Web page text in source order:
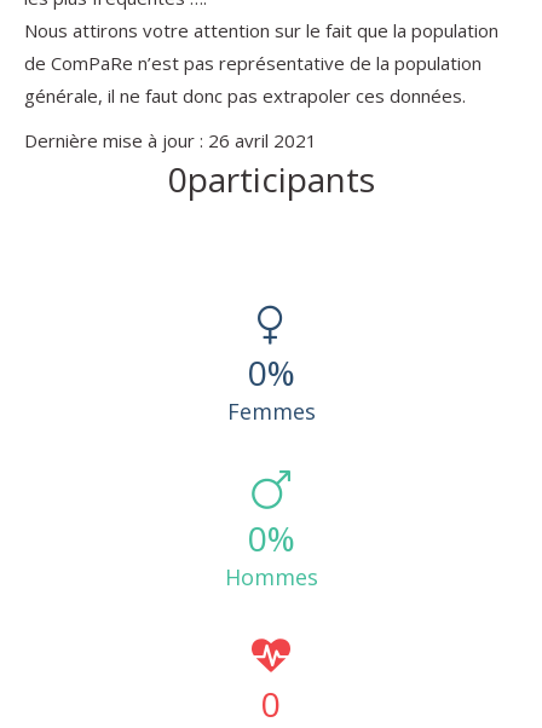
Nous attirons votre attention sur le fait que la population
de ComPaRe n’est pas représentative de la population
générale, il ne faut donc pas extrapoler ces données.
Dernière mise à jour : 26 avril 2021
0participants
0%
Femmes
0%
Hommes
0